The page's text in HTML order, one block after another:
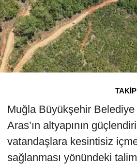
Muğla Büyükşehir Belediye
Aras’ın altyapının
vatandaşlara kesintisiz
sağlanması yönündeki